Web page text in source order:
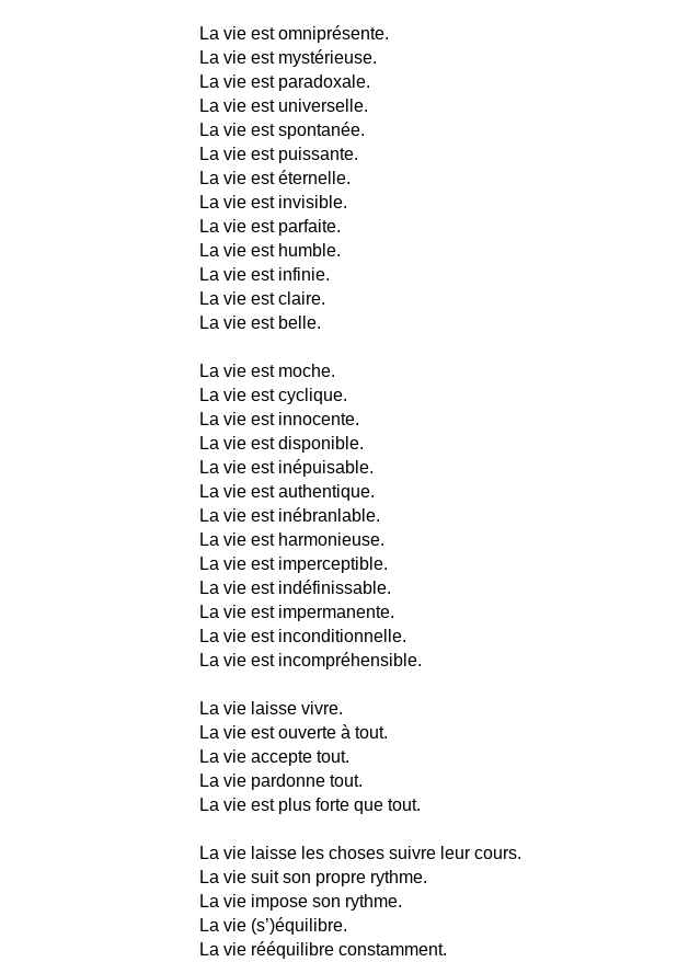
La vie est omniprésente.
La vie est mystérieuse.
La vie est paradoxale.
La vie est universelle.
La vie est spontanée.
La vie est puissante.
La vie est éternelle.
La vie est invisible.
La vie est parfaite.
La vie est humble.
La vie est infinie.
La vie est claire.
La vie est belle.
La vie est moche.
La vie est cyclique.
La vie est innocente.
La vie est disponible.
La vie est inépuisable.
La vie est authentique.
La vie est inébranlable.
La vie est harmonieuse.
La vie est imperceptible.
La vie est indéfinissable.
La vie est impermanente.
La vie est inconditionnelle.
La vie est incompréhensible.
La vie laisse vivre.
La vie est ouverte à tout.
La vie accepte tout.
La vie pardonne tout.
La vie est plus forte que tout.
La vie laisse les choses suivre leur cours.
La vie suit son propre rythme.
La vie impose son rythme.
La vie (s’)équilibre.
La vie rééquilibre constamment.